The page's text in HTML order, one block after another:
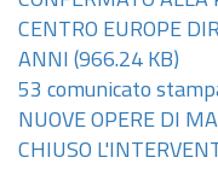
CENTRO EUROPE
ANNI (966.24 KB)
53 comunicato
NUOVE OPERE DI
CHIUSO